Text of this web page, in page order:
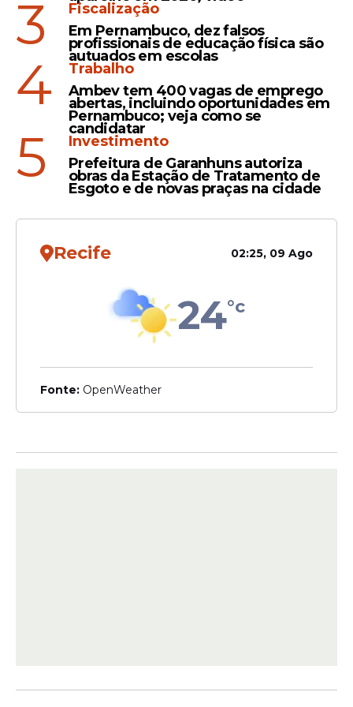
Almeida; veja programação
Veja Também
Michele Andrade
26 de junho (sexta-feira)
3
Fiscalização
Em Pernambuco, dez falsos
profissionais de educação física são
autuados em escolas
4
Trabalho
Ambev tem 400 vagas de emprego
abertas, incluindo oportunidades em
Pernambuco; veja como se
candidatar
5
Investimento
Prefeitura de Garanhuns autoriza
obras da Estação de Tratamento de
Esgoto e de novas praças na cidade
Recife 02:25, 09 Ago
24°c
Fonte: OpenWeather